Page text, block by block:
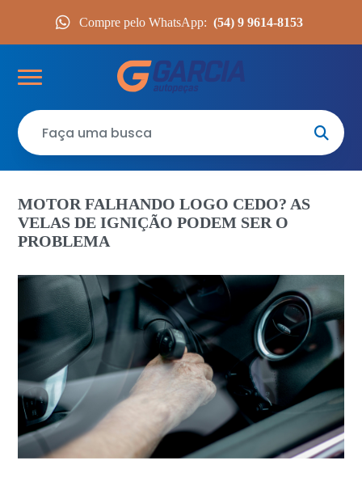
Compre pelo WhatsApp: (54) 9 9614-8153
MOTOR FALHANDO LOGO CEDO? AS
VELAS DE IGNIÇÃO PODEM SER O
PROBLEMA